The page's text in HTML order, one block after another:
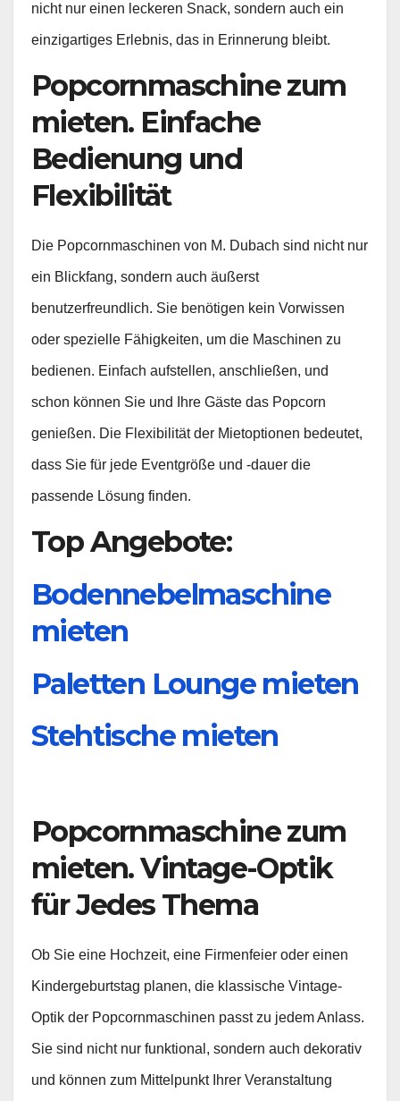
nicht nur einen leckeren Snack, sondern auch ein
einzigartiges Erlebnis, das in Erinnerung bleibt.
Popcornmaschine zum
mieten. Einfache
Bedienung und
Flexibilität
Die Popcornmaschinen von M. Dubach sind nicht nur
ein Blickfang, sondern auch äußerst
benutzerfreundlich. Sie benötigen kein Vorwissen
oder spezielle Fähigkeiten, um die Maschinen zu
bedienen. Einfach aufstellen, anschließen, und
schon können Sie und Ihre Gäste das Popcorn
genießen. Die Flexibilität der Mietoptionen bedeutet,
dass Sie für jede Eventgröße und -dauer die
passende Lösung finden.
Top Angebote:
Bodennebelmaschine
mieten
Paletten Lounge mieten
Stehtische mieten
Popcornmaschine zum
mieten. Vintage-Optik
für Jedes Thema
Ob Sie eine Hochzeit, eine Firmenfeier oder einen
Kindergeburtstag planen, die klassische Vintage-
Optik der Popcornmaschinen passt zu jedem Anlass.
Sie sind nicht nur funktional, sondern auch dekorativ
und können zum Mittelpunkt Ihrer Veranstaltung